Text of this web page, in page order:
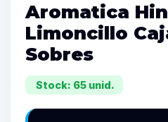
Aromatica
Limoncillo
Sobres
Stock: 65 unid.